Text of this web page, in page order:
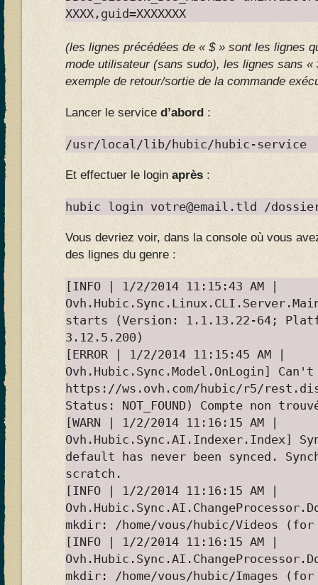
XXXX,guid=XXXXXXX
(les lignes précédées de « $ » sont les lignes
mode utilisateur (sans sudo), les lignes sans «
exemple de retour/sortie de la commande
Lancer le service d’abord :
/usr/local/lib/hubic/hubic-service
Et effectuer le login après :
hubic login votre@email.tld /
Vous devriez voir, dans la console où vous
des lignes du genre :
[INFO | 1/2/2014 11:15:43 AM |
starts (Version: 1.1.13.22-64;
3.12.5.200)
[ERROR | 1/2/2014 11:15:45 AM |
Ovh.Hubic.Sync.Model.OnLogin]
https://ws.ovh.com/hubic/r5/
Status: NOT_FOUND) Compte non
[WARN | 1/2/2014 11:16:15 AM |
Ovh.Hubic.Sync.AI.Indexer.Index]
default has never been synced.
scratch.
[INFO | 1/2/2014 11:16:15 AM |
mkdir: /home/vous/hubic/Videos
[INFO | 1/2/2014 11:16:15 AM |
mkdir: /home/vous/hubic/Images